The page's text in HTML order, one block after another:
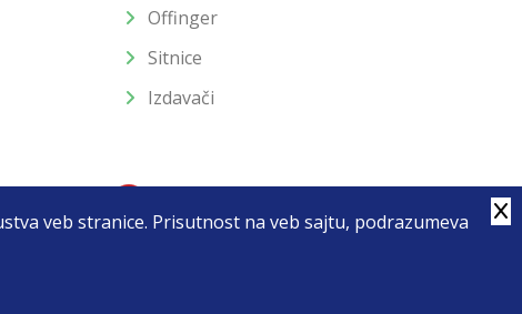
veb stranice. Prisutnost na veb sajtu, podrazumeva
Offinger
Sitnice
Izdavači